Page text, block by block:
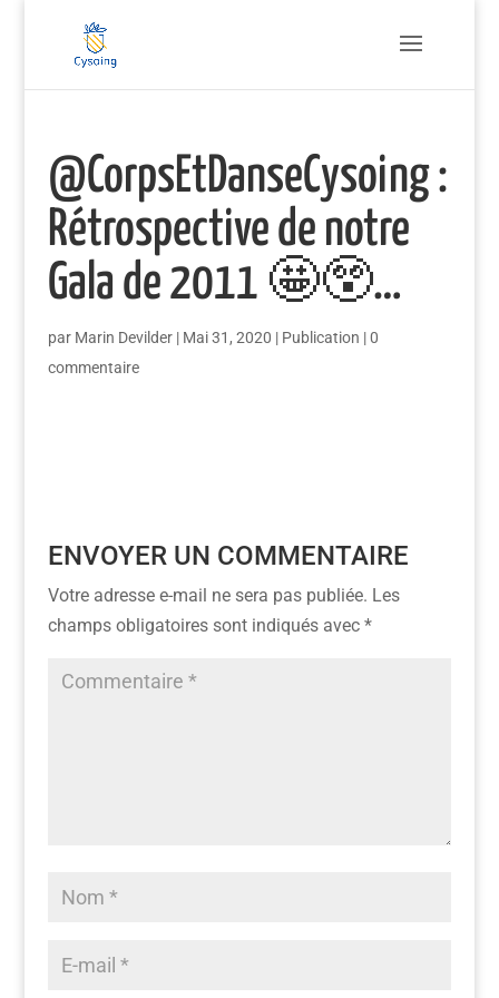
@CorpsEtDanseCysoing :
Rétrospective de notre
Gala de 2011 🤩😲…
par Marin Devilder| Mai 31, 2020 | Publication |0
commentaire
ENVOYER UN COMMENTAIRE
Votre adresse e-mail ne sera pas publiée. Les
champs obligatoires sont indiqués avec *